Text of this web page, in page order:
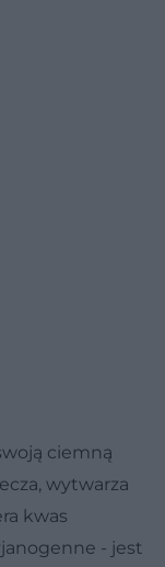
ciemną
wytwarza
kwas
- jest